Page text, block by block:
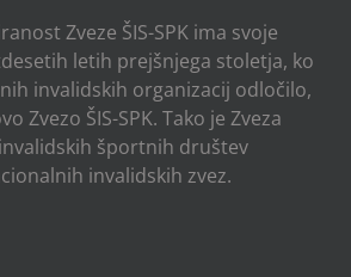
Zveze ŠIS-SPK ima svoje
letih prejšnjega stoletja, ko
invalidskih organizacij odločilo,
Zvezo ŠIS-SPK. Tako je Zveza
invalidskih športnih društev
invalidskih zvez.